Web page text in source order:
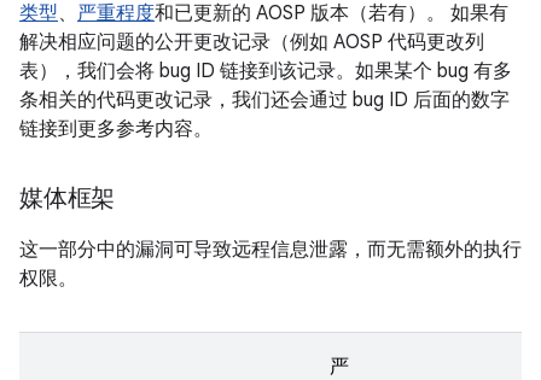
类型、 严重程度和已更新的 AOSP 版本（若有）。 如果有
解决相应问题的公开更改记录（例如 AOSP 代码更改列
表），我们会将 bug ID 链接到该记录。如果某个 bug 有多
条相关的代码更改记录，我们还会通过 bug ID 后面的数字
链接到更多参考内容。
媒体框架
这一部分中的漏洞可导致远程信息泄露，而无需额外的执行
权限。
严